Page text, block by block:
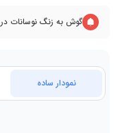
گوش به زنگ نوسانات در
نمودار ساده